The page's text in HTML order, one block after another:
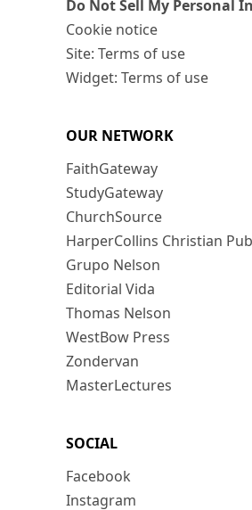
Do Not Sell My Personal
Cookie notice
Site: Terms of use
Widget: Terms of use
OUR NETWORK
FaithGateway
StudyGateway
ChurchSource
HarperCollins Christian
Grupo Nelson
Editorial Vida
Thomas Nelson
WestBow Press
Zondervan
MasterLectures
SOCIAL
Facebook
Instagram